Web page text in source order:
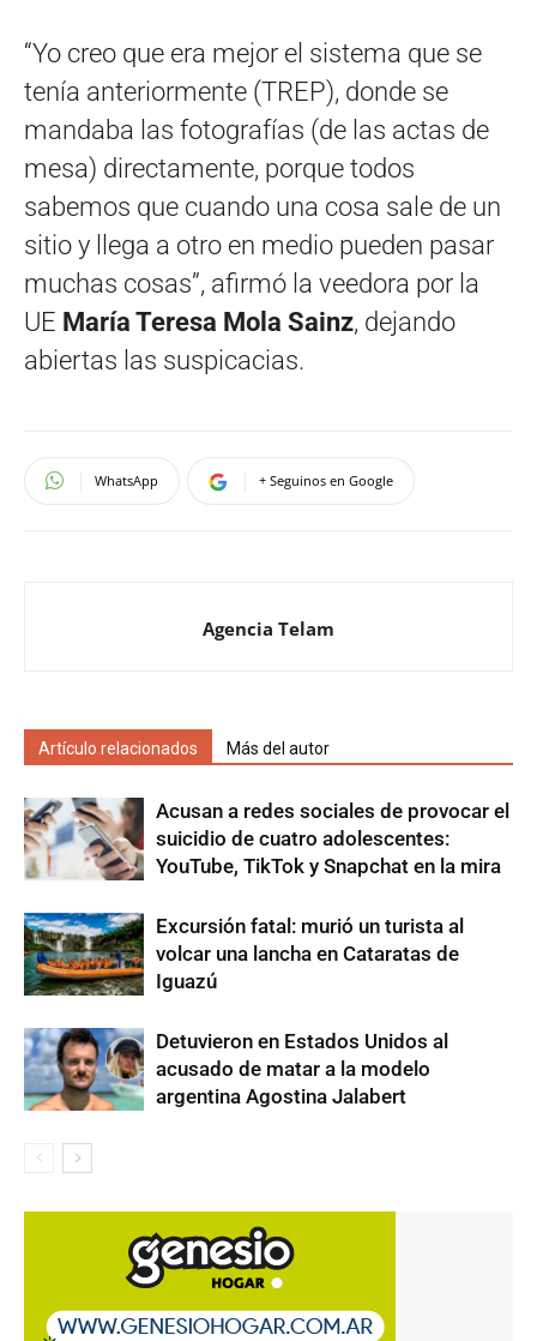
“Yo creo que era mejor el sistema que se
tenía anteriormente (TREP), donde se
mandaba las fotografías (de las actas de
mesa) directamente, porque todos
sabemos que cuando una cosa sale de un
sitio y llega a otro en medio pueden pasar
muchas cosas”, afirmó la veedora por la
UE María Teresa Mola Sainz, dejando
abiertas las suspicacias.
WhatsApp + Seguinos en Google
Agencia Telam
Artículo relacionados Más del autor
Acusan a redes sociales de provocar el
suicidio de cuatro adolescentes:
YouTube, TikTok y Snapchat en la mira
Excursión fatal: murió un turista al
volcar una lancha en Cataratas de
Iguazú
Detuvieron en Estados Unidos al
acusado de matar a la modelo
argentina Agostina Jalabert